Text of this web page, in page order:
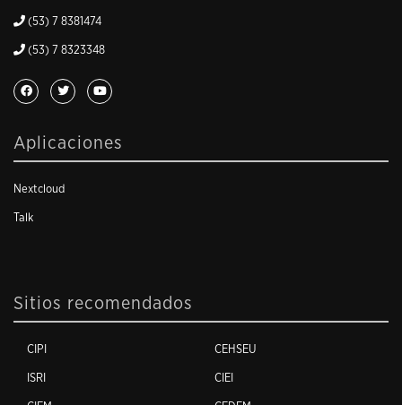
(53) 7 8381474
(53) 7 8323348
Aplicaciones
Nextcloud
Talk
Sitios recomendados
CIPI
ISRI
CEHSEU
CIEI